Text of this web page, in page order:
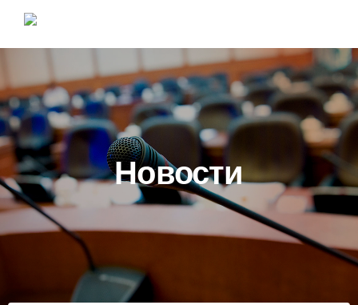
Новости